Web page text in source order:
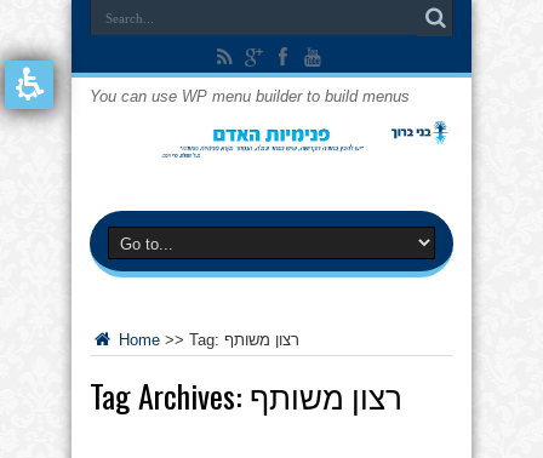
You can use WP menu builder to build menus
Home >> Tag: רצון משותף
Tag Archives: רצון משותף